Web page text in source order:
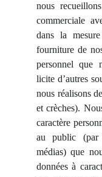
nous
commerciale
dans la
fourniture de
personnel que
licite d’autres
nous réalisons
et crèches).
caractère
au public (par
médias) que
données à